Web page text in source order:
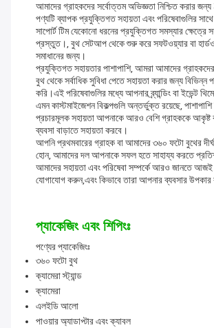
আমাদের গ্রাহকদের সর্বোত্তম অভিজ্ঞতা নিশ্চিত করার
পণ্যটি ব্যাপক প্রযুক্তিগত সহায়তা এবং পরিষেবাগুলির
সাপোর্ট টিম যেকোনো ধরনের প্রযুক্তিগত সমস্যার ক্ষেত্রে
প্রস্তুত।, বুথ সেটআপ থেকে শুরু করে সফটওয়্যার বা
সমাধানের জন্য।
প্রযুক্তিগত সহায়তার পাশাপাশি, আমরা আমাদের
বুথ থেকে সর্বাধিক সুবিধা পেতে সহায়তা করার জন্য বিভিন্ন
করি।এই পরিষেবাগুলির মধ্যে আপনার ব্র্যান্ডিং বা ইভেন্ট
এমন কাস্টমাইজেশন বিকল্পগুলি অন্তর্ভুক্ত রয়েছে,
প্রচারমূলক সহায়তা আপনাকে আরও বেশি গ্রাহককে
ব্যবসা বাড়াতে সহায়তা করবে।
আপনি প্রথমবারের গ্রাহক বা আমাদের ৩৬০ ফটো বুথের
হোন, আমাদের দল আপনাকে সফল হতে সাহায্য করতে
আমাদের সহায়তা এবং পরিষেবা সম্পর্কে আরও জানতে আজই
যোগাযোগ করুন,এবং কিভাবে তারা আপনার ব্যবসার উপকার
প্যাকেজিং এবং শিপিংঃ
পণ্যের প্যাকেজিংঃ
৩৬০ ফটো বুথ
ক্যামেরা স্ট্যান্ড
ক্যামেরা
এলইডি আলো
পাওয়ার অ্যাডাপ্টার এবং ক্যাবল